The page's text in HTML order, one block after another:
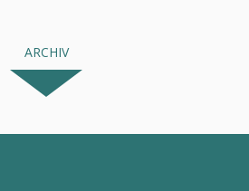
ARCHIV